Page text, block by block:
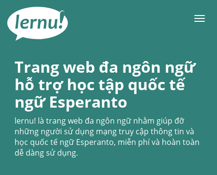
đến
phần
dung
Trang web đa ngôn ngữ
hỗ trợ học tập quốc tế
ngữ Esperanto
lernu! là trang web đa ngôn ngữ nhằm giúp đỡ
những người sử dụng mạng truy cập thông tin và
học quốc tế ngữ Esperanto, miễn phí và hoàn toàn
dễ dàng sử dụng.